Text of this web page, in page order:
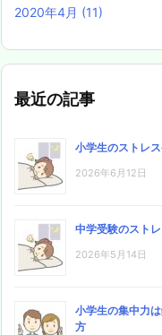
2020年4月 (11)
最近の記事
小学生のストレ
2026年6月12日
中学受験のスト
2026年5月14日
小学生の集中力
方